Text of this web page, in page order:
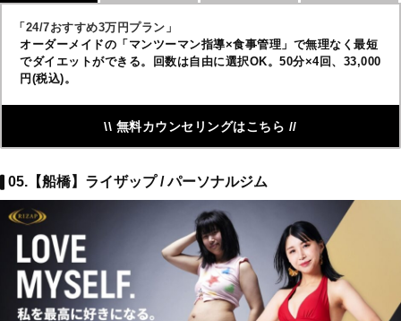
「24/7おすすめ3万円プラン」
オーダーメイドの「マンツーマン指導×食事管理」で無理なく最短
でダイエットができる。回数は自由に選択OK。50分×4回、33,000
円(税込)。
\\ 無料カウンセリングはこちら //
05.【船橋】ライザップ / パーソナルジム